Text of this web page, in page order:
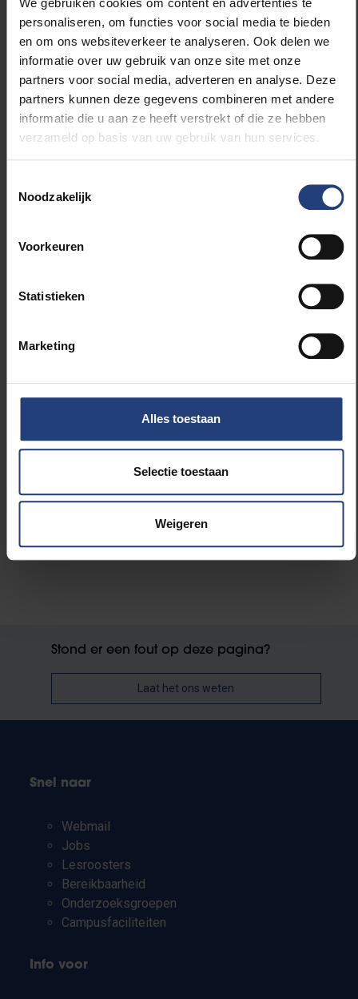
personaliseren, om functies voor social media te bieden
en om ons websiteverkeer te analyseren. Ook delen we
informatie over uw gebruik van onze site met onze
partners voor social media, adverteren en analyse. Deze
partners kunnen deze gegevens combineren met andere
informatie die u aan ze heeft verstrekt of die ze hebben
verzameld op basis van uw gebruik van hun services.
Noodzakelijk
Voorkeuren
Statistieken
Marketing
Alles toestaan
Selectie toestaan
Weigeren
aan de Vrije Universiteit Brussel en bekroond tijdens
het jaarlijks kongres van de European Society of
Lymphology met de Isidor Caplan prijs toonde
eveneens aan dat andullatie de bloedcirculatie en
lymfestroom op significante wijze stimuleert.
zoals onder andere het lymfoedeem, vragen in veel
gevallen een levenslange (na)behandeling. Dat is niet
telkens herinnerd blijven aan een moeilijke periode.
gezondheidszorg. Andullatie-therapie kan hier dus
mogelijk een uitweg bieden. Binnen de leerstoel
Andullatie kan innemen bij een
aldus Prof. Dr. Adriaenssens.
Wetenschap en onderzoek
Stond er een fout op deze pagina?
Laat het ons weten
Snel naar
Webmail
Jobs
Lesroosters
Bereikbaarheid
Onderzoeksgroepen
Campusfaciliteiten
Info voor